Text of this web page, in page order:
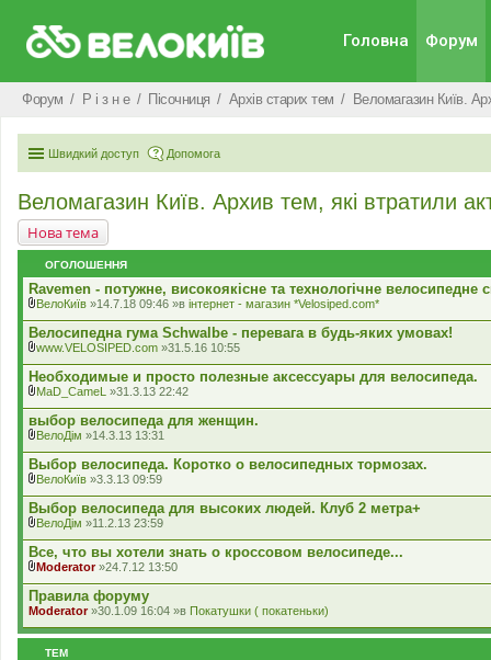
Головна Форум
Форум Р i з н е Пісочниця Архів старих тем Веломагазин Київ.
Швидкий доступ Допомога
Веломагазин Київ. Архив тем, які втратили
Нова тема
ОГОЛОШЕННЯ
Ravemen - потужне, високоякісне та технологічне велосипедне
к
л
а
д
е
н
н
я
ВелоКиїв »14.7.18 09:46 »в iнтернет - магазин *Velosiped.com*
Велосипедна гума Schwalbe - перевага в будь-яких умовах!
к
л
а
д
е
н
н
я
www.VELOSIPED.com »31.5.16 10:55
Необходимые и просто полезные аксессуары для велосипеда.
к
л
а
д
е
н
н
я
MaD_CameL »31.3.13 22:42
выбор велосипеда для женщин.
к
л
а
д
е
н
н
я
ВелоДім »14.3.13 13:31
Выбор велосипеда. Коротко о велосипедных тормозах.
к
л
а
д
е
н
н
я
ВелоКиїв »3.3.13 09:59
Выбор велосипеда для высоких людей. Клуб 2 метра+
к
л
а
д
е
н
н
я
ВелоДім »11.2.13 23:59
Все, что вы хотели знать о кроссовом велосипеде...
к
л
а
д
Moderator»24.7.12 13:50
Правила форуму
Moderator»30.1.09 16:04 »в Покатушки ( покатеньки)
ТЕМ